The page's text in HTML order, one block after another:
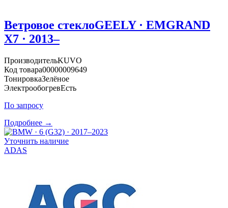
Ветровое стеклоGEELY · EMGRAND
X7 · 2013–
ПроизводительKUVO
Код товара00000009649
ТонировкаЗелёное
ЭлектрообогревЕсть
По запросу
Подробнее →
Уточнить наличие
ADAS